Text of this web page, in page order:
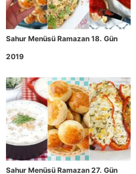
Sahur Menüsü Ramazan 18. Gün
2019
Sahur Menüsü Ramazan 27. Gün